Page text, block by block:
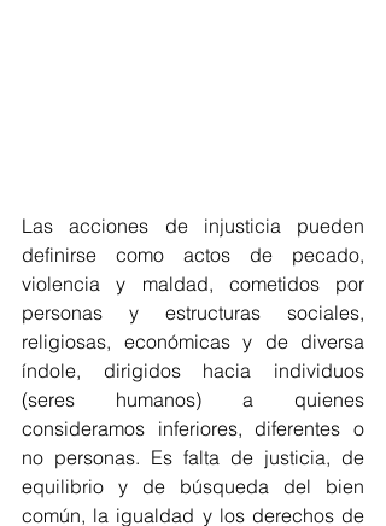
Las acciones de injusticia pueden
definirse como actos de pecado,
violencia y maldad, cometidos por
personas y estructuras sociales,
religiosas, económicas y de diversa
índole, dirigidos hacia individuos
(seres humanos) a quienes
consideramos inferiores, diferentes o
no personas. Es falta de justicia, de
equilibrio y de búsqueda del bien
común, la igualdad y los derechos de